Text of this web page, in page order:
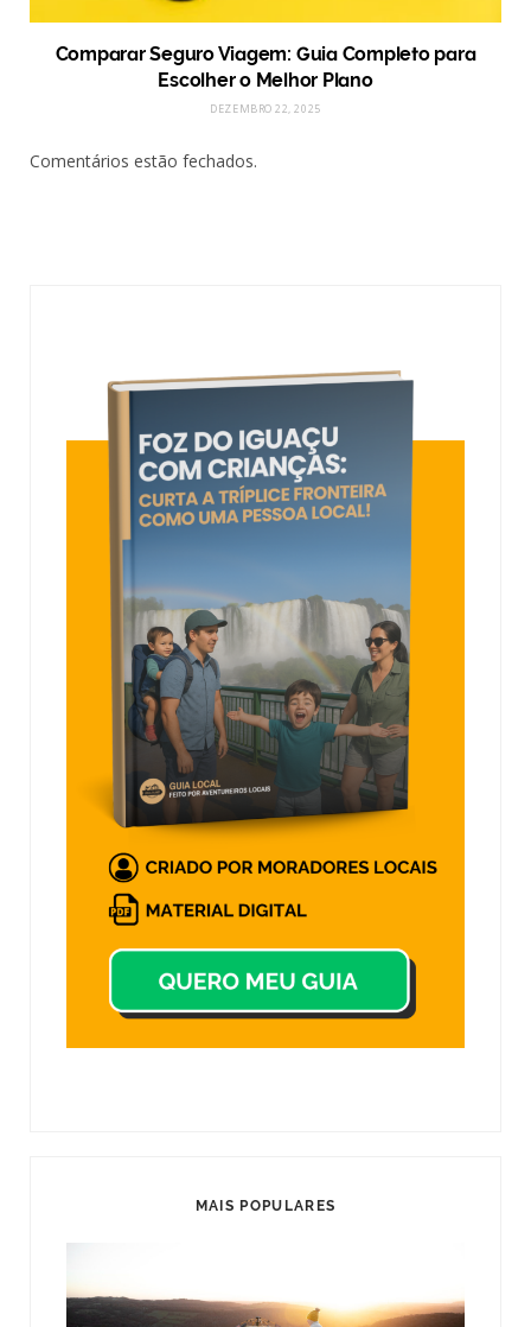
Comparar Seguro Viagem: Guia Completo para
Escolher o Melhor Plano
DEZEMBRO 22, 2025
Comentários estão fechados.
MAIS POPULARES